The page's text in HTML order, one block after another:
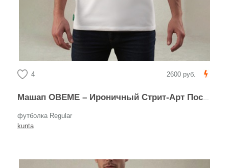
4 2600 руб.
Машап OBEME – Ироничный Стрит-Арт Постер
футболка Regular
kunta